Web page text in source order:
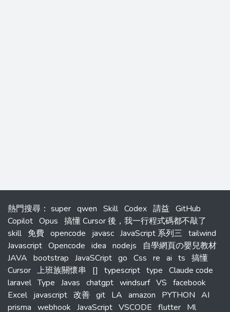
熱門搜尋 ： super qwen Skill Codex 請益 GitHub
Copilot Opus 搞懂 Cursor 後，我一行程式碼都不敲了
skill 免費 opencode javasc JavaScript 系列三 tailwind
Javascript Opencode idea nodejs
自學網頁の嬰兒教材
JAVA bootstrap JavaSCript go Css re ai ts 搞懂
Cursor 上班族關懷串 [] typescript type Claude code
laravel Type Javas chatgpt windsurf VS facebook
Excel javascript 改善 git LA amazon PYTHON AI
prisma webhook JavaScript VSCODE flutter Ml